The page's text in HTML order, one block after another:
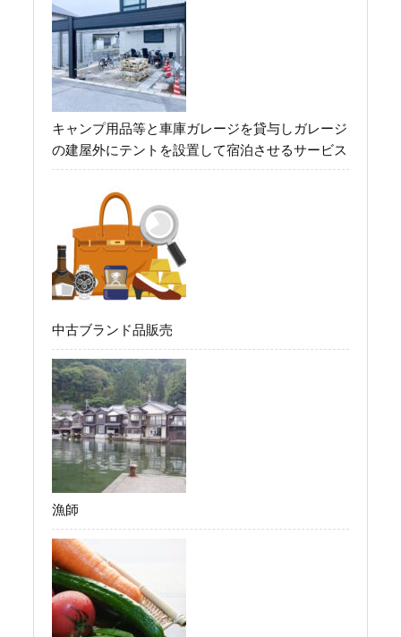
キャンプ用品等と車庫ガレージを貸与しガレージ
の建屋外にテントを設置して宿泊させるサービス
中古ブランド品販売
漁師